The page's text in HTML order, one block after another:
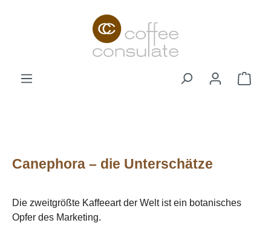
Zum Hauptinhalt springen
Canephora – die Unterschätze
Die zweitgrößte Kaffeeart der Welt ist ein botanisches
Opfer des Marketing.